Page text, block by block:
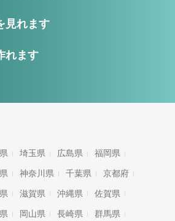
見れます
れます
埼玉県 広島県 福岡県
神奈川県 千葉県 京都府
滋賀県 沖縄県 佐賀県
岡山県 長崎県 群馬県